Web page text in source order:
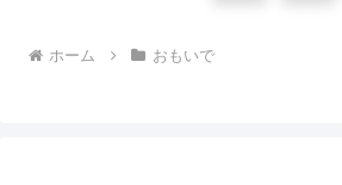
ホーム おもいで